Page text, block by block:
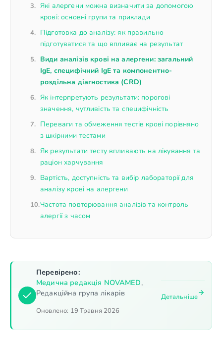
Які алергени можна визначити за допомогою
крові: основні групи та приклади
Підготовка до аналізу: як правильно
підготуватися та що впливає на результат
Види аналізів крові на алергени: загальний
IgE, специфічний IgE та компонентно-
роздільна діагностика (CRD)
Як інтерпретують результати: порогові
значення, чутливість та специфічність
Переваги та обмеження тестів крові порівняно
з шкірними тестами
Як результати тесту впливають на лікування та
раціон харчування
Вартість, доступність та вибір лабораторії для
аналізу крові на алергени
Частота повторювання аналізів та контроль
алергії з часом
Перевірено:
Медична редакція NOVAMED,
Редакційна група лікарів
Оновлено: 19 Травня 2026
Детальніше